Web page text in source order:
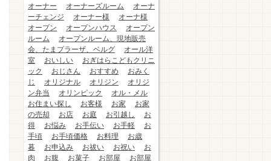
オーナー
オーナーズルーム
オーナ
ーチェンジ
オーナー様
オーナ様
オープン
オープンハウス
オープン
ルーム
オープンルーム、現地販売
会、たまプラーザ、ベルグ
オール洋
室
おいしい
おぎはらこどもクリニ
ック
おじさん おすすめ
おみく
じ
オリジナル オリジン
オリジ
ン弁当
オリンピック
オル・メル
お住まい探し
お客様 お家
お家
の売却
お店 お庭 お引越し
お
得
お悩み お手伝い お手軽
お
手頃
お手頃価格 お料理
お歳
暮
お申込み お祓い お祝い
お
肉
お腹 お菓子 お部屋
お部屋